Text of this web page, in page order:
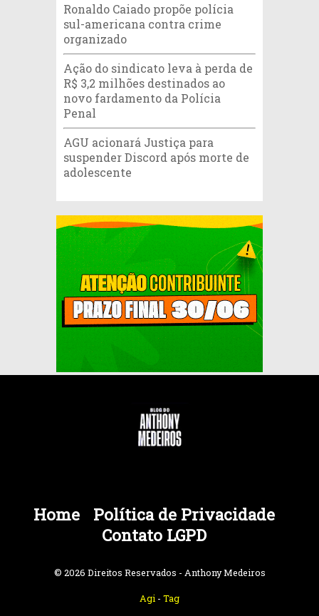
Ronaldo Caiado propõe polícia
sul-americana contra crime
organizado
Ação do sindicato leva à perda de
R$ 3,2 milhões destinados ao
novo fardamento da Polícia
Penal
AGU acionará Justiça para
suspender Discord após morte de
adolescente
Home
Política de Privacidade
Contato LGPD
© 2026 Direitos Reservados - Anthony Medeiros
Agi - Tag